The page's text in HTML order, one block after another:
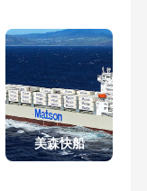
美森快船